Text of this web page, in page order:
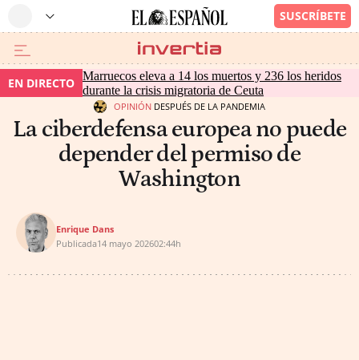
EN DIRECTO Marruecos eleva a 14 los muertos y 236 los heridos
durante la crisis migratoria de Ceuta
OPINIÓN DESPUÉS DE LA PANDEMIA
La ciberdefensa europea no puede
depender del permiso de
Washington
Enrique Dans
Publicada14 mayo 202602:44h